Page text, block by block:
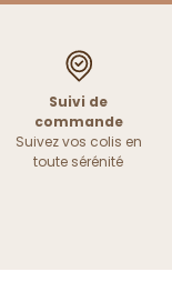
Suivi de
commande
Suivez vos colis en
toute sérénité